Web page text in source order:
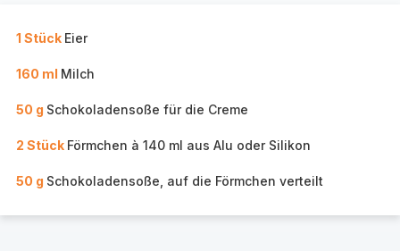
1 Stück Eier
160 ml Milch
50 g Schokoladensoße für die Creme
2 Stück Förmchen à 140 ml aus Alu oder Silikon
50 g Schokoladensoße, auf die Förmchen verteilt